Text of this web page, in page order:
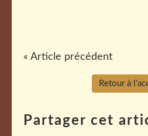
« Article précédent
Retour à
Partager cet